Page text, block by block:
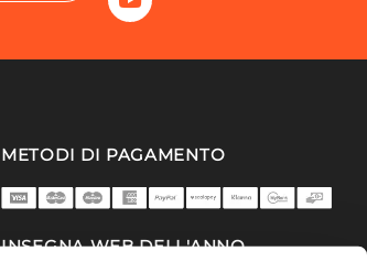
METODI DI PAGAMENTO
INSEGNA WEB DELL'ANNO